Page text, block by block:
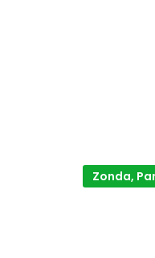
Zonda,